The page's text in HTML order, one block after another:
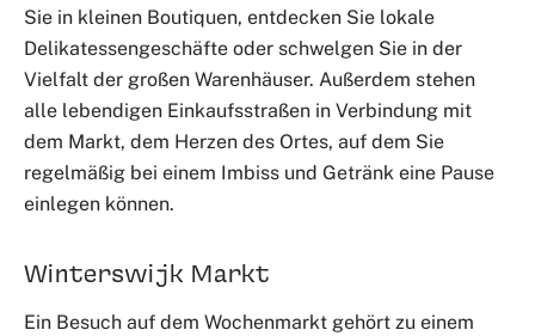
Sie in kleinen Boutiquen, entdecken Sie lokale
Delikatessengeschäfte oder schwelgen Sie in der
Vielfalt der großen Warenhäuser. Außerdem stehen
alle lebendigen Einkaufsstraßen in Verbindung mit
dem Markt, dem Herzen des Ortes, auf dem Sie
regelmäßig bei einem Imbiss und Getränk eine Pause
einlegen können.
Winterswijk Markt
Ein Besuch auf dem Wochenmarkt gehört zu einem